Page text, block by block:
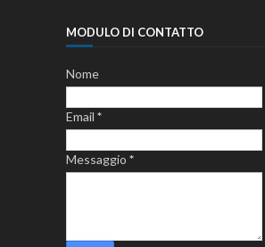
MODULO DI CONTATTO
Nome
Email *
Messaggio *